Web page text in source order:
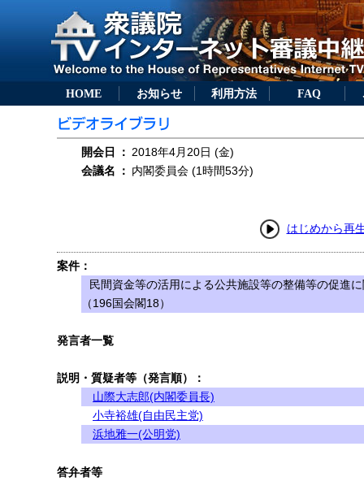
HOME お知らせ 利用方法 FAQ
開会日 ： 2018年4月20日 (金)
会議名
： 内閣委員会 (1時間53分)
はじめから再
案件：
民間資金等の活用による公共施設等の整備等の促進
（196国会閣18）
発言者一覧
説明・質疑者等（発言順）：
山際大志郎(内閣委員長)
小寺裕雄(自由民主党)
浜地雅一(公明党)
答弁者等